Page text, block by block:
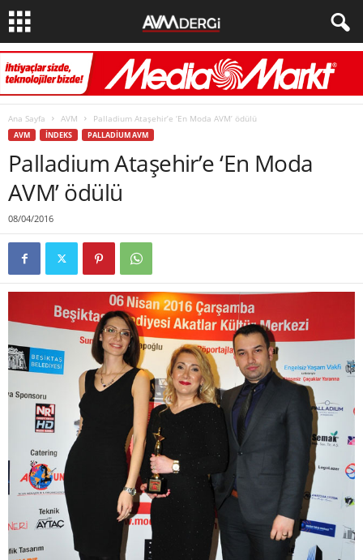
Ana Sayfa AVM Palladium Ataşehir’e ‘En Moda AVM’ ödülü
AVM İNDEKS PALLADIUM AVM
Palladium Ataşehir’e ‘En Moda
AVM’ ödülü
08/04/2016